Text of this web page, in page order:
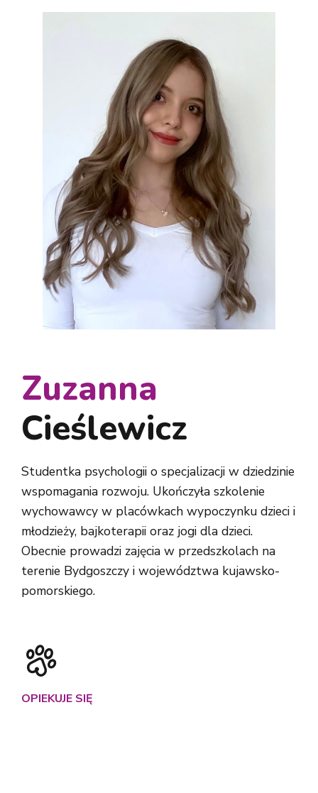
Zuzanna
Cieślewicz
Studentka psychologii o specjalizacji w dziedzinie
wspomagania rozwoju. Ukończyła szkolenie
wychowawcy w placówkach wypoczynku dzieci i
młodzieży, bajkoterapii oraz jogi dla dzieci.
Obecnie prowadzi zajęcia w przedszkolach na
terenie Bydgoszczy i województwa kujawsko-
pomorskiego.
OPIEKUJE SIĘ